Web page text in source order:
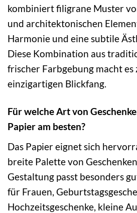
kombiniert filigrane Muster
und architektonischen
Harmonie und eine subtile
Diese Kombination aus
frischer Farbgebung macht es
einzigartigen Blickfang.
Für welche Art von
Papier am besten?
Das Papier eignet sich
breite Palette von
Gestaltung passt besonders
für Frauen,
Hochzeitsgeschenke, kleine